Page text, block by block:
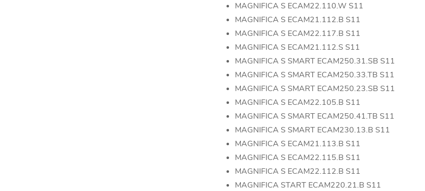
MAGNIFICA S ECAM22.110.W S11
MAGNIFICA S ECAM21.112.B S11
MAGNIFICA S ECAM22.117.B S11
MAGNIFICA S ECAM21.112.S S11
MAGNIFICA S SMART ECAM250.31.SB S11
MAGNIFICA S SMART ECAM250.33.TB S11
MAGNIFICA S SMART ECAM250.23.SB S11
MAGNIFICA S ECAM22.105.B S11
MAGNIFICA S SMART ECAM250.41.TB S11
MAGNIFICA S SMART ECAM230.13.B S11
MAGNIFICA S ECAM21.113.B S11
MAGNIFICA S ECAM22.115.B S11
MAGNIFICA S ECAM22.112.B S11
MAGNIFICA START ECAM220.21.B S11